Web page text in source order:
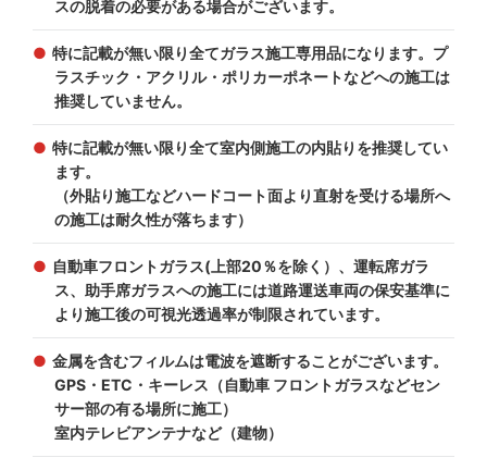
スの脱着の必要がある場合がございます。
特に記載が無い限り全てガラス施工専用品になります。プ
ラスチック・アクリル・ポリカーポネートなどへの施工は
推奨していません。
特に記載が無い限り全て室内側施工の内貼りを推奨してい
ます。
（外貼り施工などハードコート面より直射を受ける場所へ
の施工は耐久性が落ちます）
自動車フロントガラス(上部20％を除く）、運転席ガラ
ス、助手席ガラスへの施工には道路運送車両の保安基準に
より施工後の可視光透過率が制限されています。
金属を含むフィルムは電波を遮断することがございます。
GPS・ETC・キーレス（自動車 フロントガラスなどセン
サー部の有る場所に施工）
室内テレビアンテナなど（建物）